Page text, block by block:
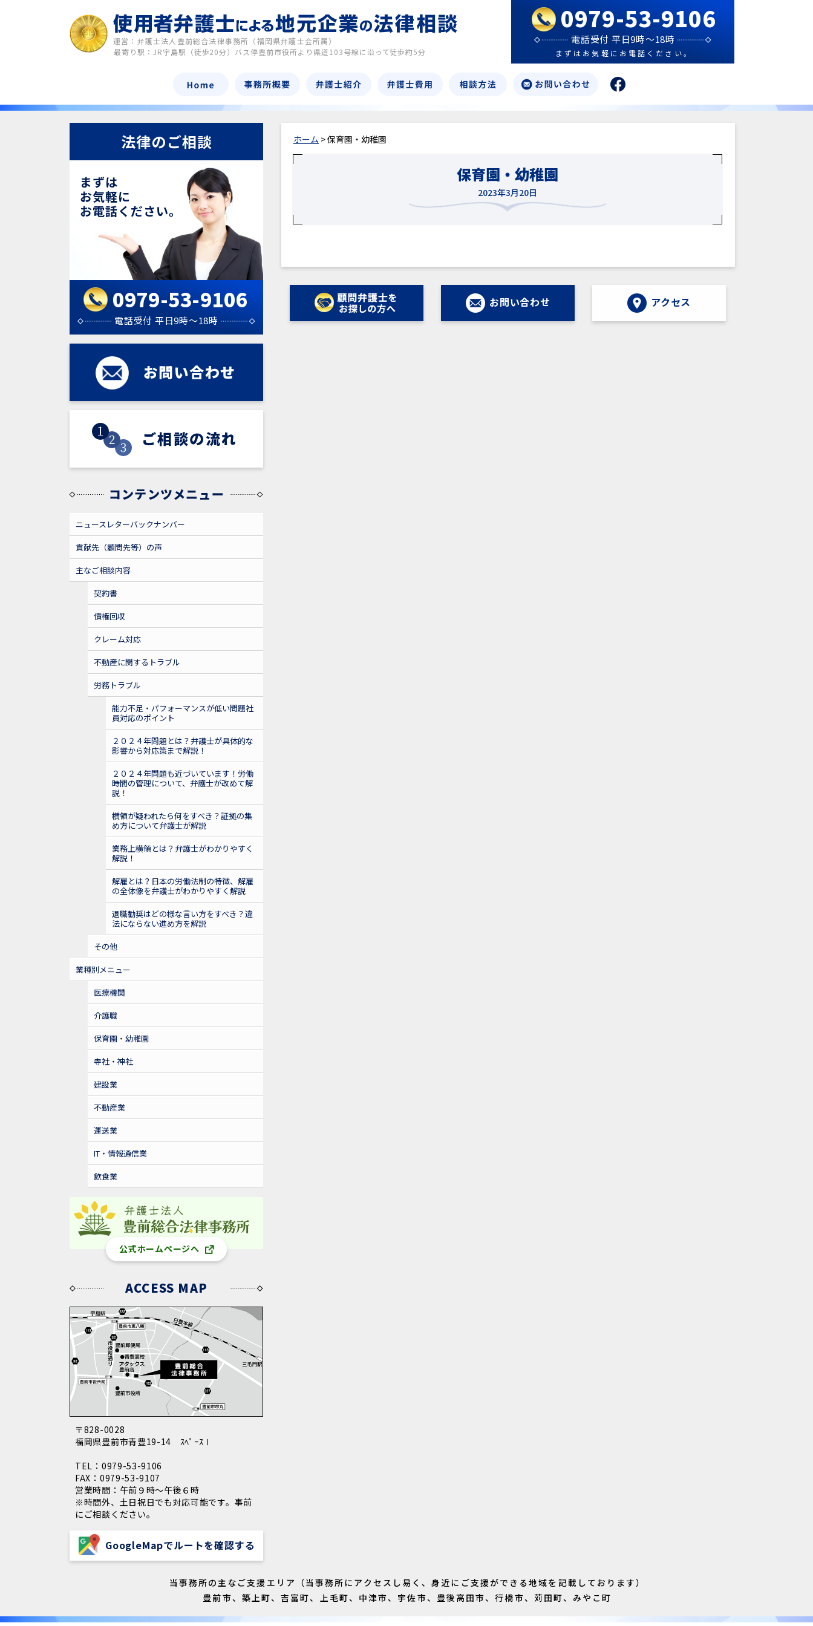
運営：弁護士法人豊前総合法律事務所（福岡県弁護士会所属）
最寄り駅：JR宇島駅（徒歩20分）バス停豊前市役所より県道103号線に沿って徒歩約5分
0979-53-9106
電話受付 平日9時～18時
まずはお気軽にお電話ください。
ホーム > 保育園・幼稚園
保育園・幼稚園
2023年3月20日
お問い合わせ アクセス
法律のご相談
まずは
お気軽に
お電話ください。
0979-53-9106
電話受付 平日9時～18時
お問い合わせ
お問い合わせ
ご相談の流れ
ご相談の流れ
コンテンツメニュー
ニュースレターバックナンバー
貢献先（顧問先等）の声
主なご相談内容
契約書
債権回収
クレーム対応
不動産に関するトラブル
労務トラブル
能力不足・パフォーマンスが低い問題社
員対応のポイント
２０２４年問題とは？弁護士が具体的な
影響から対応策まで解説！
２０２４年問題も近づいています！労働
時間の管理について、弁護士が改めて解
説！
横領が疑われたら何をすべき？証拠の集
め方について弁護士が解説
業務上横領とは？弁護士がわかりやすく
解説！
解雇とは？日本の労働法制の特徴、解雇
の全体像を弁護士がわかりやすく解説
退職勧奨はどの様な言い方をすべき？違
法にならない進め方を解説
その他
業種別メニュー
医療機関
介護職
保育園・幼稚園
寺社・神社
建設業
不動産業
運送業
IT・情報通信業
飲食業
公式ホームページへ
ACCESS MAP
〒828-0028
福岡県豊前市青豊19-14 ｽﾍﾟｰｽⅠ
TEL：0979-53-9106
FAX：0979-53-9107
営業時間：午前９時～午後６時
※時間外、土日祝日でも対応可能です。事前
にご相談ください。
GoogleMapでルートを確認する
当事務所の主なご支援エリア（当事務所にアクセスし易く、身近にご支援ができる地域を記載しております）
豊前市、築上町、吉富町、上毛町、中津市、宇佐市、豊後高田市、行橋市、苅田町、みやこ町